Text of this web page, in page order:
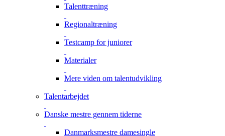
Talenttræning
Regionaltræning
Testcamp for juniorer
Materialer
Mere viden om talentudvikling
Talentarbejdet
Danske mestre gennem tiderne
Danmarksmestre damesingle